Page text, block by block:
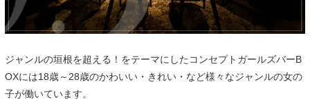
ジャンルの垣根を超える！をテーマにしたコンセプトガールズバーB
OXには18歳～28歳のかわいい・きれい・など様々なジャンルの女の
子が働いています。